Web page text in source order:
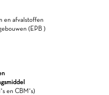
en afvalstoffen
(EPB )
en CBM’s)